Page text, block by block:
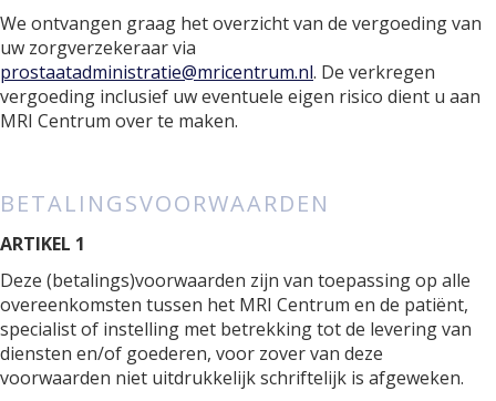
We ontvangen graag het overzicht van de vergoeding van
uw zorgverzekeraar via
prostaatadministratie@mricentrum.nl. De verkregen
vergoeding inclusief uw eventuele eigen risico dient u aan
MRI Centrum over te maken.
BETALINGSVOORWAARDEN
ARTIKEL 1
Deze (betalings)voorwaarden zijn van toepassing op alle
overeenkomsten tussen het MRI Centrum en de patiënt,
specialist of instelling met betrekking tot de levering van
diensten en/of goederen, voor zover van deze
voorwaarden niet uitdrukkelijk schriftelijk is afgeweken.